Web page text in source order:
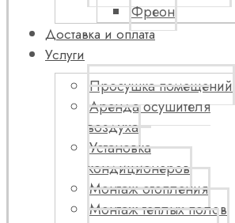
Фреон
Доставка и оплата
Услуги
Просушка помещений
Аренда осушителя
воздуха
Установка
кондиционеров
Монтаж отопления
Монтаж теплых полов